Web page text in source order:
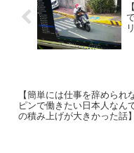
【簡単には仕事を辞められ
ピンで働きたい日本人なん
の積み上げが大きかった話】